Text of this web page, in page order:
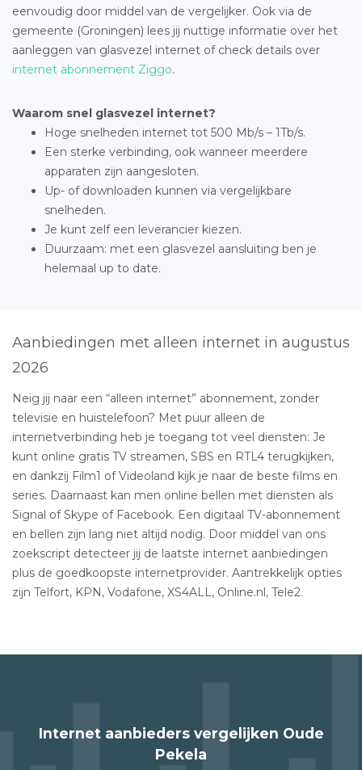
eenvoudig door middel van de vergelijker. Ook via de
gemeente (Groningen) lees jij nuttige informatie over het
aanleggen van glasvezel internet of check details over
internet abonnement Ziggo.
Waarom snel glasvezel internet?
Hoge snelheden internet tot 500 Mb/s – 1Tb/s.
Een sterke verbinding, ook wanneer meerdere
apparaten zijn aangesloten.
Up- of downloaden kunnen via vergelijkbare
snelheden.
Je kunt zelf een leverancier kiezen.
Duurzaam: met een glasvezel aansluiting ben je
helemaal up to date.
Aanbiedingen met alleen internet in augustus
2026
Neig jij naar een “alleen internet” abonnement, zonder
televisie en huistelefoon? Met puur alleen de
internetverbinding heb je toegang tot veel diensten: Je
kunt online gratis TV streamen, SBS en RTL4 terugkijken,
en dankzij Film1 of Videoland kijk je naar de beste films en
series. Daarnaast kan men online bellen met diensten als
Signal of Skype of Facebook. Een digitaal TV-abonnement
en bellen zijn lang niet altijd nodig. Door middel van ons
zoekscript detecteer jij de laatste internet aanbiedingen
plus de goedkoopste internetprovider. Aantrekkelijk opties
zijn Telfort, KPN, Vodafone, XS4ALL, Online.nl, Tele2.
Internet aanbieders vergelijken Oude
Pekela